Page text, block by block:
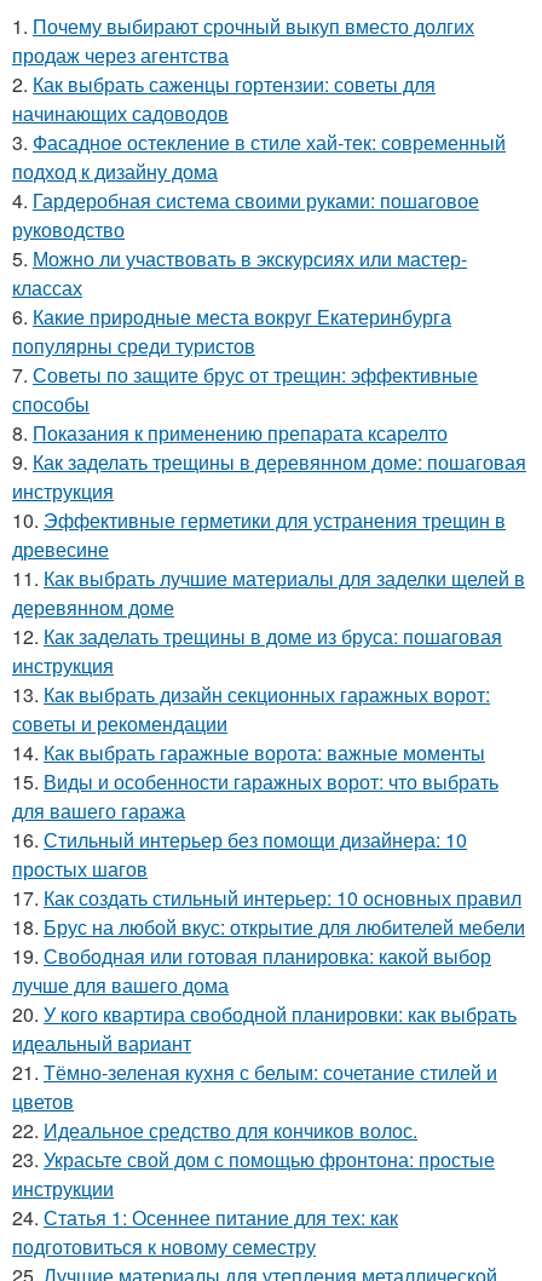
1. Почему выбирают срочный выкуп вместо долгих
продаж через агентства
2. Как выбрать саженцы гортензии: советы для
начинающих садоводов
3. Фасадное остекление в стиле хай-тек: современный
подход к дизайну дома
4. Гардеробная система своими руками: пошаговое
руководство
5. Можно ли участвовать в экскурсиях или мастер-
классах
6. Какие природные места вокруг Екатеринбурга
популярны среди туристов
7. Советы по защите брус от трещин: эффективные
способы
8. Показания к применению препарата ксарелто
9. Как заделать трещины в деревянном доме: пошаговая
инструкция
10. Эффективные герметики для устранения трещин в
древесине
11. Как выбрать лучшие материалы для заделки щелей в
деревянном доме
12. Как заделать трещины в доме из бруса: пошаговая
инструкция
13. Как выбрать дизайн секционных гаражных ворот:
советы и рекомендации
14. Как выбрать гаражные ворота: важные моменты
15. Виды и особенности гаражных ворот: что выбрать
для вашего гаража
16. Стильный интерьер без помощи дизайнера: 10
простых шагов
17. Как создать стильный интерьер: 10 основных правил
18. Брус на любой вкус: открытие для любителей мебели
19. Свободная или готовая планировка: какой выбор
лучше для вашего дома
20. У кого квартира свободной планировки: как выбрать
идеальный вариант
21. Тёмно-зеленая кухня с белым: сочетание стилей и
цветов
22. Идеальное средство для кончиков волос.
23. Украсьте свой дом с помощью фронтона: простые
инструкции
24. Статья 1: Осеннее питание для тех: как
подготовиться к новому семестру